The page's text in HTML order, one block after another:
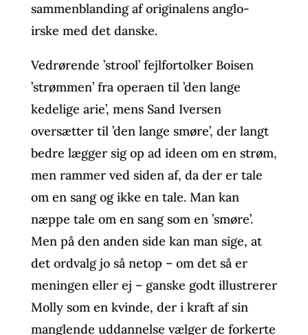
sammenblanding af originalens anglo-
irske med det danske.
Vedrørende ’strool’ fejlfortolker Boisen
’strømmen’ fra operaen til ’den lange
kedelige arie’, mens Sand Iversen
oversætter til ’den lange smøre’, der langt
bedre lægger sig op ad ideen om en strøm,
men rammer ved siden af, da der er tale
om en sang og ikke en tale. Man kan
næppe tale om en sang som en ’smøre’.
Men på den anden side kan man sige, at
det ordvalg jo så netop – om det så er
meningen eller ej – ganske godt illustrerer
Molly som en kvinde, der i kraft af sin
manglende uddannelse vælger de forkerte